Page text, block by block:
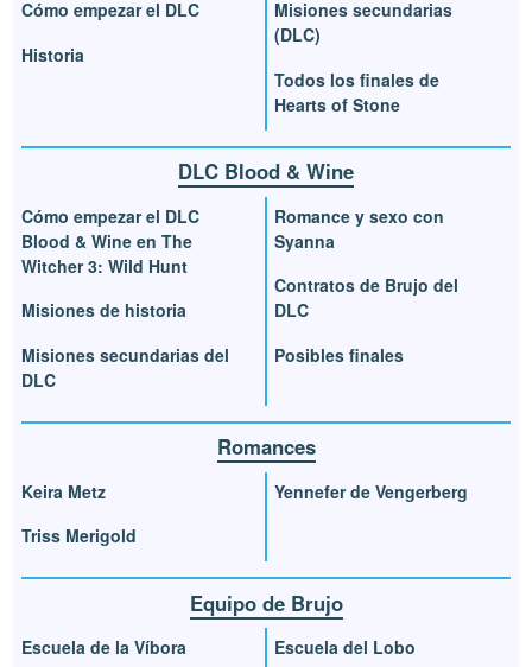
Cómo empezar el DLC
Historia
Misiones secundarias
(DLC)
Todos los finales de
Hearts of Stone
DLC Blood & Wine
Cómo empezar el DLC
Blood & Wine en The
Witcher 3: Wild Hunt
Misiones de historia
Misiones secundarias del
DLC
Romance y sexo con
Syanna
Contratos de Brujo del
DLC
Posibles finales
Romances
Keira Metz
Triss Merigold
Yennefer de Vengerberg
Equipo de Brujo
Escuela de la Víbora
Escuela del Lobo